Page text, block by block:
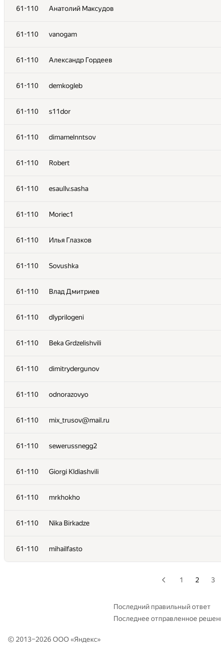
61-110 Анатолий Максудов
61-110 vanogam
61-110 Александр Гордеев
61-110 demkogleb
61-110 s11dor
61-110 dimamelnntsov
61-110 Robert
61-110 esaullv.sasha
61-110 Moriec1
61-110 Илья Глазков
61-110 Sovushka
61-110 Влад Дмитриев
61-110 dlyprilogeni
61-110 Beka Grdzelishvili
61-110 dimitrydergunov
61-110 odnorazovyo
61-110 mix_trusov@mail.ru
61-110 sewerussnegg2
61-110 Giorgi Kldiashvili
61-110 mrkhokho
61-110 Nika Birkadze
61-110 mihailfasto
61-110 losevgg@gmail.com
61-110
61-110 pro.gentertainment
61-110 dmitri.avd
61-110 Maksimka01234567
61-110 Waser2-008
61-110 Nikita.Caceres
61-110 ruzilzagirov
61-110 S.karam20062
61-110 Беляков Матвей
61-110 RealMooreStreets
61-110 egor.kokusch
61-110 PUFLGG
61-110 kostyavedernickov
61-110 k20ma
61-110 daminovk
61-110 Xenia
61-110 Анатолий Максудов
61-110 vanogam
61-110 Александр Гордеев
61-110 demkogleb
61-110 s11dor
1 2 3
Последний правильный ответ
Последнее отправленное
© 2013–2026 ООО «Яндекс»